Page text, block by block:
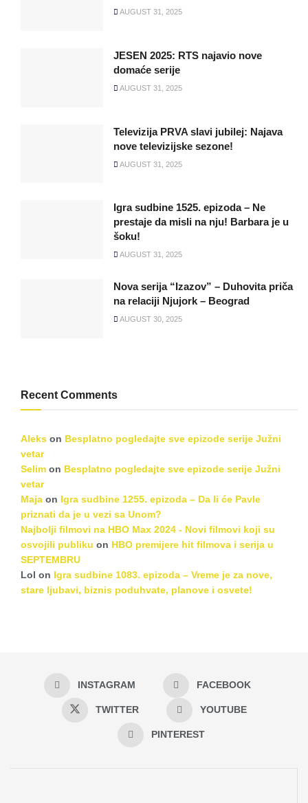
AUGUST 31, 2025
JESEN 2025: RTS najavio nove
domaće serije
AUGUST 31, 2025
Televizija PRVA slavi jubilej: Najava
nove televizijske sezone!
AUGUST 31, 2025
Igra sudbine 1525. epizoda – Ne
prestaje da misli na nju! Barbara je u
šoku!
AUGUST 31, 2025
Nova serija “Izazov” – Duhovita priča
na relaciji Njujork – Beograd
AUGUST 30, 2025
Recent Comments
Aleks on Besplatno pogledajte sve epizode serije Južni
vetar
Selim on Besplatno pogledajte sve epizode serije Južni
vetar
Maja on Igra sudbine 1255. epizoda – Da li će Pavle
priznati da je u vezi sa Unom?
Najbolji filmovi na HBO Max 2024 - Novi filmovi koji su
osvojili publiku on HBO premijere hit filmova i serija u
SEPTEMBRU
Lol on Igra sudbine 1083. epizoda – Vreme je za nove,
stare ljubavi, biznis poduhvate, planove i osvete!
INSTAGRAM FACEBOOK
TWITTER YOUTUBE
PINTEREST